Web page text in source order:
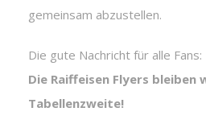
gemeinsam abzustellen.
Die gute Nachricht für alle Fans:
Die Raiffeisen Flyers bleiben
Tabellenzweite!